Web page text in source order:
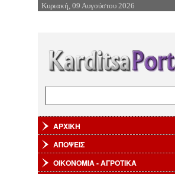
Επιστροφή στην Πλοήγηση
Κυριακή, 09 Αυγούστου 2026
ΑΡΧΙΚΗ
ΑΠΟΨΕΙΣ
ΟΙΚΟΝΟΜΙΑ - ΑΓΡΟΤΙΚΑ